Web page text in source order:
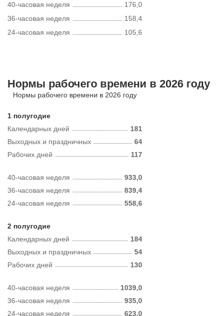
40-часовая неделя
176,0
36-часовая неделя
158,4
24-часовая неделя
105,6
Нормы рабочего времени в 2026 году
Нормы рабочего времени в 2026 году
1 полугодие
Календарных дней
181
Рабочих дней 117
Выходных и праздничных 64
40-часовая неделя
933,0
36-часовая неделя
839,4
24-часовая неделя
558,6
2 полугодие
Календарных дней
184
Рабочих дней 130
Выходных и праздничных 54
40-часовая неделя
1039,0
36-часовая неделя
935,0
24-часовая неделя
623,0